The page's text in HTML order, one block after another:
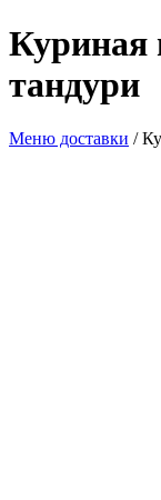
Куриная
тандури
Меню доставки /